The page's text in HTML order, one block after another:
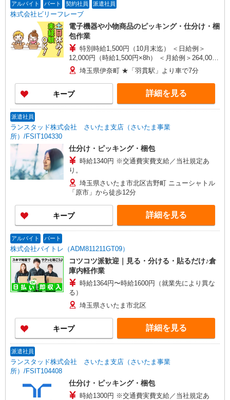
アルバイト パート 契約社員 派遣社員
株式会社ビリーフレーブ
電子機器や小物商品のピッキング・仕分け・梱
包作業
特別時給1,500円（10月末迄） ＜日給例＞
12,000円（時給1,500円×8h） ＜月給例＞264,000
円（時給1,500円×8h×22日） 時給1,350円〜1,688
円（通常時給） ※経験・能力等による
埼玉県伊奈町 ★「羽貫駅」より車で7分
キープ 詳細を見る
派遣社員
ランスタッド株式会社 さいたま支店（さいたま事業
所）/FSIT104330
仕分け・ピッキング・梱包
時給1340円 ※交通費実費支給／当社規定あ
り。
埼玉県さいたま市北区吉野町 ニューシャトル
「原市」から徒歩12分
キープ 詳細を見る
アルバイト パート
株式会社バイトレ（ADM811211GT09）
コツコツ派歓迎｜見る・分ける・貼るだけ♪倉
庫内軽作業
時給1364円〜時給1600円（就業先により異な
る）
埼玉県さいたま市北区
キープ 詳細を見る
派遣社員
ランスタッド株式会社 さいたま支店（さいたま事業
所）/FSIT104408
仕分け・ピッキング・梱包
時給1300円 ※交通費実費支給／当社規定あ